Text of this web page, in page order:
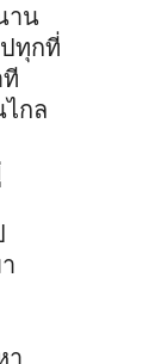
าน
ทุกที่
กล
า